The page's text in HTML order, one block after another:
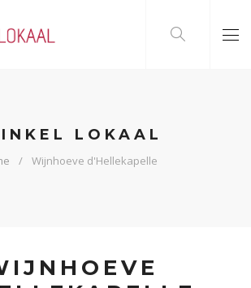
LOKAAL
Wijnhoeve d'Hellekapelle